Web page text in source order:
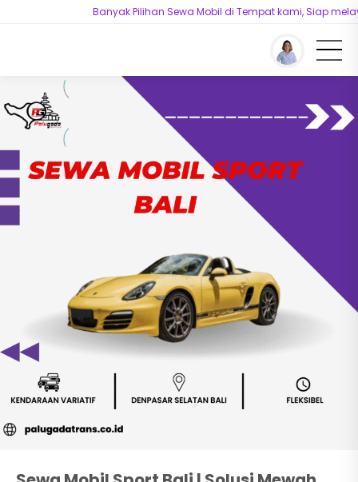
Banyak Pilihan Sewa Mobil di Tempat kami, Siap
Beranda/Sewa Mobil Bali/Sewa Mobil Sport Bali | Solusi